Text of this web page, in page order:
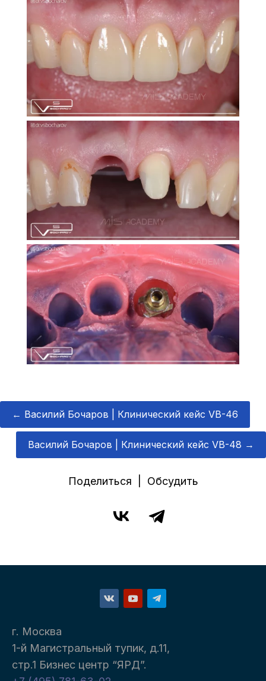
← Василий Бочаров | Клинический кейс VB-46
Василий Бочаров | Клинический кейс VB-48 →
Поделиться | Обсудить
г. Москва
1-й Магистральный тупик, д.11,
стр.1 Бизнес центр “ЯРД”.